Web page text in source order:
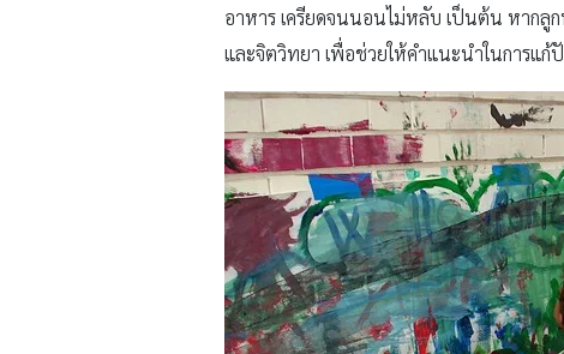
อาหาร เครียดจนนอนไม่หลับ เป็นต้น หาก
และจิตวิทยา เพื่อช่วยให้คำแนะนำในการแก้